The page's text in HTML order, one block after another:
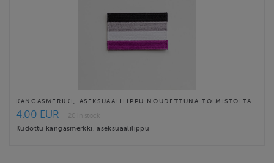
KANGASMERKKI, ASEKSUAALILIPPU NOUDETTUNA TOIMISTOLTA
4.00 EUR
20 in stock
Kudottu kangasmerkki, aseksuaalilippu